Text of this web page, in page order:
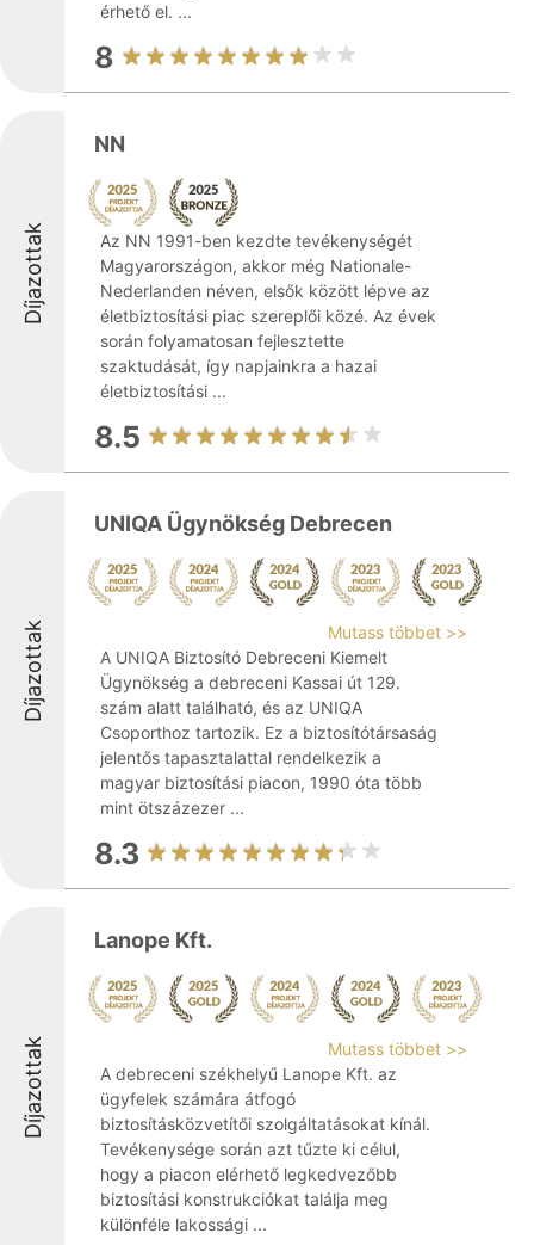
érhető el. ...
8
Díjazottak
NN
Az NN 1991-ben kezdte tevékenységét
Magyarországon, akkor még Nationale-
Nederlanden néven, elsők között lépve az
életbiztosítási piac szereplői közé. Az évek
során folyamatosan fejlesztette
szaktudását, így napjainkra a hazai
életbiztosítási ...
8.5
Díjazottak
UNIQA Ügynökség Debrecen
Mutass többet >>
A UNIQA Biztosító Debreceni Kiemelt
Ügynökség a debreceni Kassai út 129.
szám alatt található, és az UNIQA
Csoporthoz tartozik. Ez a biztosítótársaság
jelentős tapasztalattal rendelkezik a
magyar biztosítási piacon, 1990 óta több
mint ötszázezer ...
8.3
Díjazottak
Lanope Kft.
Mutass többet >>
A debreceni székhelyű Lanope Kft. az
ügyfelek számára átfogó
biztosításközvetítői szolgáltatásokat kínál.
Tevékenysége során azt tűzte ki célul,
hogy a piacon elérhető legkedvezőbb
biztosítási konstrukciókat találja meg
különféle lakossági ...